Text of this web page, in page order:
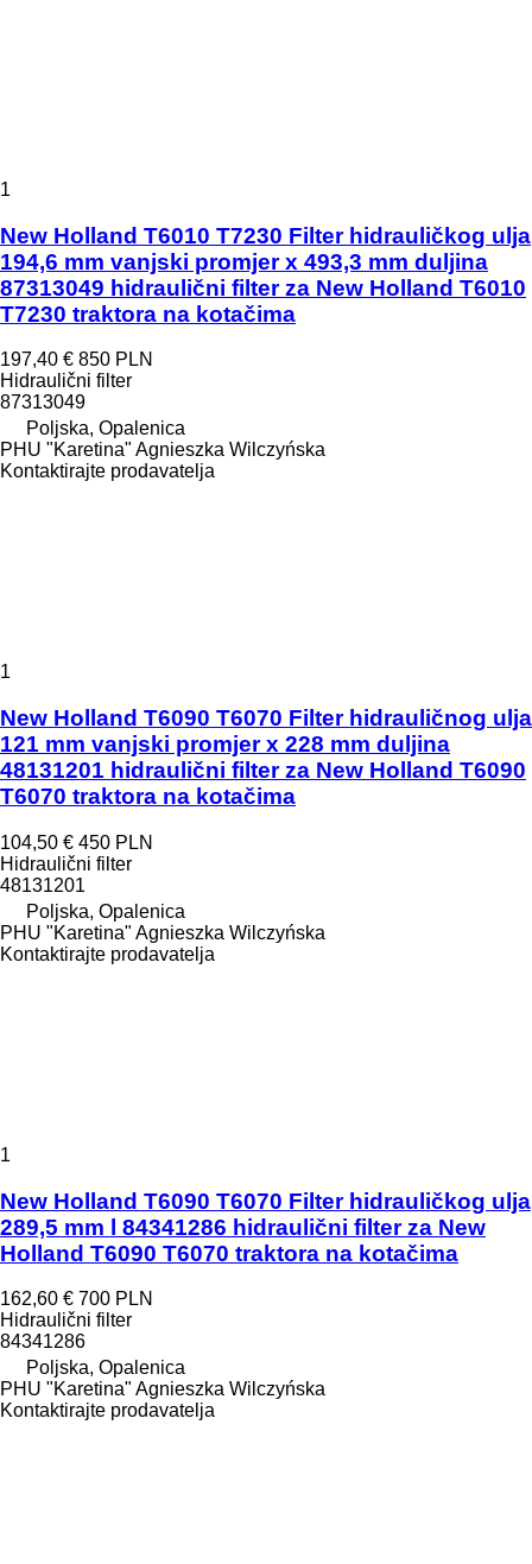
1
New Holland T6010 T7230 Filter hidrauličkog ulja
194,6 mm vanjski promjer x 493,3 mm duljina
87313049 hidraulični filter za New Holland T6010
T7230 traktora na kotačima
197,40 € 850 PLN
Hidraulični filter
87313049
Poljska, Opalenica
PHU "Karetina" Agnieszka Wilczyńska
Kontaktirajte prodavatelja
1
New Holland T6090 T6070 Filter hidrauličnog ulja
121 mm vanjski promjer x 228 mm duljina
48131201 hidraulični filter za New Holland T6090
T6070 traktora na kotačima
104,50 € 450 PLN
Hidraulični filter
48131201
Poljska, Opalenica
PHU "Karetina" Agnieszka Wilczyńska
Kontaktirajte prodavatelja
1
New Holland T6090 T6070 Filter hidrauličkog ulja
289,5 mm l 84341286 hidraulični filter za New
Holland T6090 T6070 traktora na kotačima
162,60 € 700 PLN
Hidraulični filter
84341286
Poljska, Opalenica
PHU "Karetina" Agnieszka Wilczyńska
Kontaktirajte prodavatelja